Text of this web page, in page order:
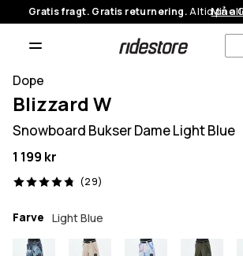
Gratis fragt. Gratis returnering.Altid på
Mine
Dope
Blizzard W
Snowboard Bukser Dame Light Blue
1 199 kr
(29)
29 anmeldelser, 4.8/5
Farve Light Blue